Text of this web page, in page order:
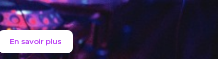
En savoir plus